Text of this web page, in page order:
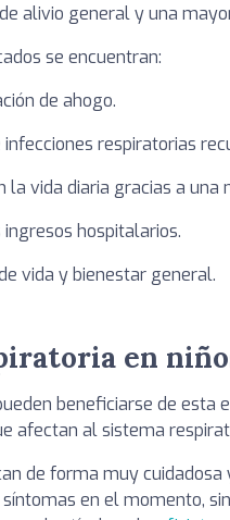
alivio general y una
se encuentran:
de ahogo.
respiratorias
la vida diaria gracias a una
hospitalarios.
vida y bienestar general.
en
beneficiarse de esta
afectan al sistema
de forma muy
en el momento,